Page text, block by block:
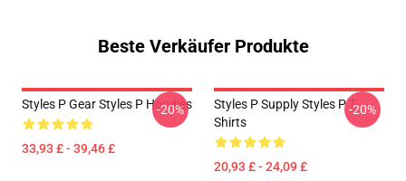
Beste Verkäufer Produkte
Styles P Gear Styles P Hoodies
33,93 £ - 39,46 £
-20%
Styles P Supply Styles P T-
Shirts
20,93 £ - 24,09 £
-20%